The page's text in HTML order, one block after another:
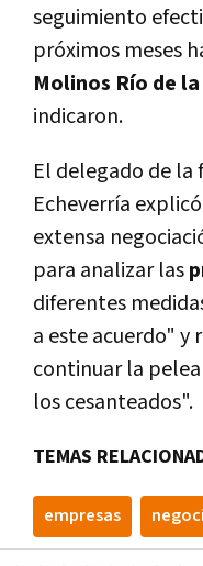
seguimiento
próximos meses
Molinos Río de
indicaron.
El delegado de la
Echeverría
extensa
para analizar las
diferentes
a este acuerdo" y
continuar la
los cesanteados".
TEMAS
empresas